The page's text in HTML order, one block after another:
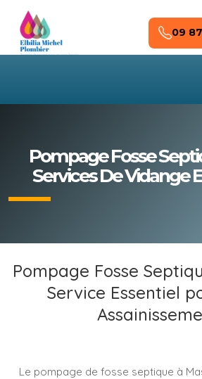
Skip to main content
09 87
Pompage Fosse
Services De Vidange
Pompage Fosse
Service Essentiel
Le pompage de fosse septique à